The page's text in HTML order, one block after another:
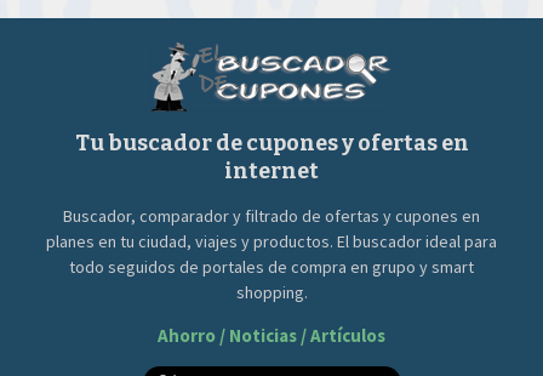
Tu buscador de cupones y ofertas en
internet
Buscador, comparador y filtrado de ofertas y cupones en
planes en tu ciudad, viajes y productos. El buscador ideal para
todo seguidos de portales de compra en grupo y smart
shopping.
Ahorro / Noticias / Artículos